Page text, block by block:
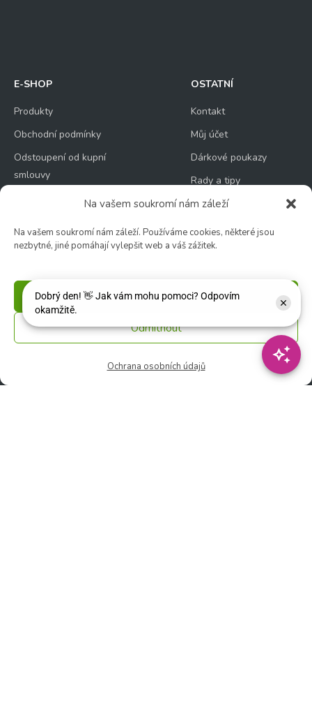
Na vašem soukromí nám záleží
Na vašem soukromí nám záleží. Používáme cookies, některé jsou
nezbytné, jiné pomáhají vylepšit web a váš zážitek.
Příjmout
Odmítnout
Ochrana osobních údajů
E-SHOP
Produkty
Obchodní podmínky
Odstoupení od kupní
smlouvy
Nejčastější dotazy (FAQ)
Doprava, platba a balné
údajů
Zásady používání
souborů cookie
OSTATNÍ
Kontakt
Můj účet
Dárkové poukazy
Rady a tipy
Novinky